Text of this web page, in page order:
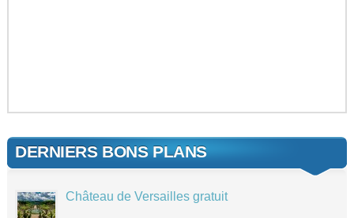
DERNIERS BONS PLANS
Château de Versailles gratuit